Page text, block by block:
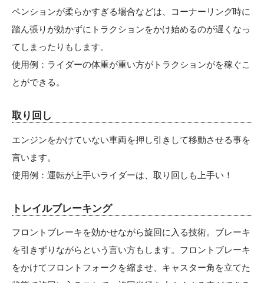
ペンションが柔らかすぎる場合などは、コーナーリング時に
踏ん張りが効かずにトラクションをかけ始めるのが遅くなっ
てしまったりもします。
使用例：ライダーの体重が重い方がトラクションがを稼ぐこ
とができる。
取り回し
エンジンをかけていない車両を押し引きして移動させる事を
言います。
使用例：運転が上手いライダーは、取り回しも上手い！
トレイルブレーキング
フロントブレーキを効かせながら旋回に入る技術。ブレーキ
を引きずりながらという言い方もします。フロントブレーキ
をかけてフロントフォークを縮ませ、キャスター角を立てた